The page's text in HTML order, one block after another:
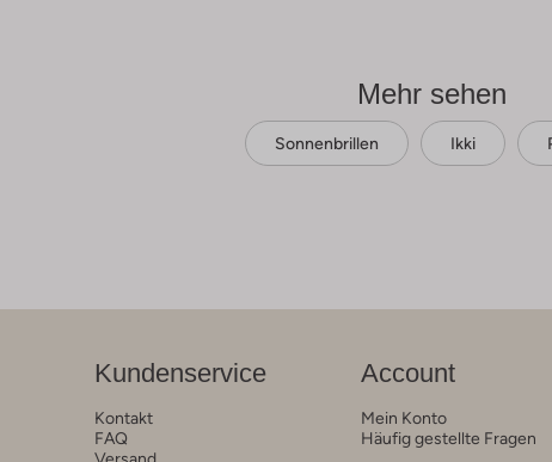
Mehr sehen
Sonnenbrillen Ikki
Kundenservice
Kontakt
FAQ
Account
Mein Konto
Häufig gestellte Fragen